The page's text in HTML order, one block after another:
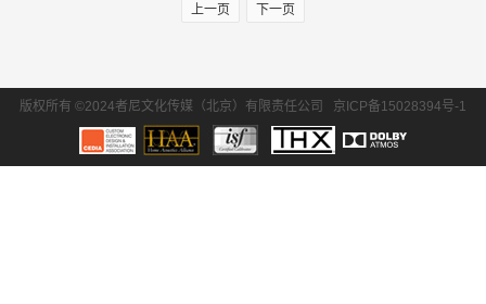
上一页 下一页
版权所有 ©2024者尼文化传媒（北京）有限责任公司 京ICP备15028394号-1